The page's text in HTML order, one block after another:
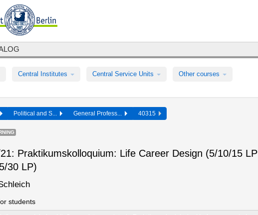
Central Institutes Central Service Units Other courses
Political and S... General Profess... 40315
Praktikumskolloquium: Life Career Design (5/10/15 LP
30 LP)
students